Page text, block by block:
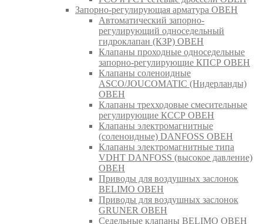
Запорно-регулирующая арматура ОВЕН
Автоматический запорно-
регулирующий односедельный
гидроклапан (КЗР) ОВЕН
Клапаны проходные односедельные
запорно-регулирующие КПСР ОВЕН
Клапаны соленоидные
ASCO/JOUCOMATIC (Нидерланды)
ОВЕН
Клапаны трехходовые смесительные
регулирующие КССР ОВЕН
Клапаны электромагнитные
(соленоидные) DANFOSS ОВЕН
Клапаны электромагнитные типа
VDHT DANFOSS (высокое давление)
ОВЕН
Приводы для воздушных заслонок
BELIMO ОВЕН
Приводы для воздушных заслонок
GRUNER ОВЕН
Седельные клапаны BELIMO ОВЕН